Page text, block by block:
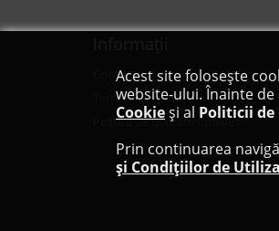
Contact
Termeni și condiții
Politica de utilizare Cookies
Acest site folosește
website-ului. Înainte
Cookieși al Politicii
Prin continuarea
și Condițiilor de